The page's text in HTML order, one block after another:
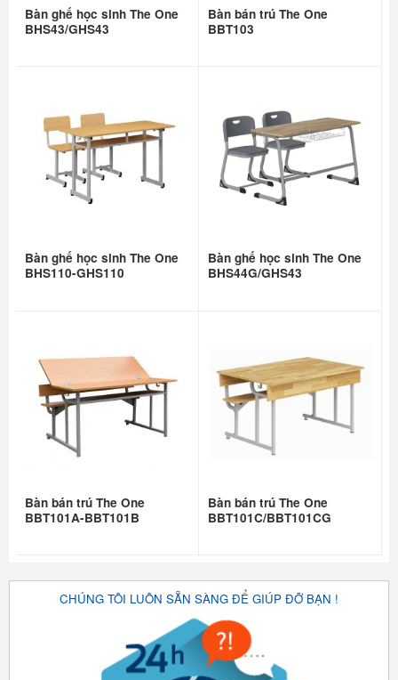
Bàn ghế học sinh The One
BHS43/GHS43
Bàn bán trú The One
BBT103
Bàn ghế học sinh The One
BHS110-GHS110
Bàn ghế học sinh The One
BHS44G/GHS43
Bàn bán trú The One
BBT101A-BBT101B
Bàn bán trú The One
BBT101C/BBT101CG
CHÚNG TÔI LUÔN SẴN SÀNG ĐỂ GIÚP ĐỠ BẠN !